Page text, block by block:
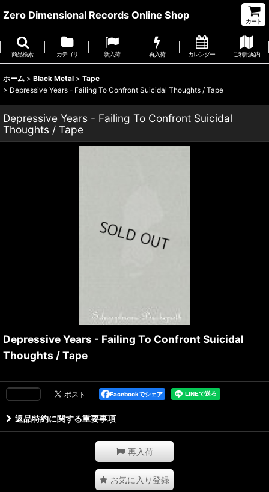
Zero Dimensional Records Online Shop
カート
商品検索 カテゴリ 新入荷 再入荷 カレンダー ご利用案内
ホーム > Black Metal > Tape
> Depressive Years - Failing To Confront Suicidal Thoughts / Tape
Depressive Years - Failing To Confront Suicidal
Thoughts / Tape
Depressive Years - Failing To Confront Suicidal
Thoughts / Tape
Facebookでシェア
返品特約に関する重要事項
再入荷
お気に入り登録